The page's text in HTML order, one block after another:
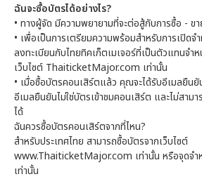
ฉันจะซื้อบัตรได้อย่างไร?
• ทางผู้จัด มีความพยายามที่จะต่อสู้กับการซื้อ -
• เพื่อเป็นการเตรียมความพร้อมสำหรับการเปิดจ
ลงทะเบียนกับไทยทิคเก็ตเมเจอร์ที่เป็นตัวแทนจำ
เว็บไซต์ ThaiticketMajor.com เท่านั้น
• เมื่อซื้อบัตรคอนเสิร์ตแล้ว คุณจะได้รับอีเมลยืน
อีเมลยืนยันไม่ใช่บัตรเข้าชมคอนเสิร์ต และไม่สามา
ได้
ฉันควรซื้อบัตรคอนเสิร์ตจากที่ไหน?
สำหรับประเทศไทย สามารถซื้อบัตรจากเว็บไซต์
www.ThaiticketMajor.com เท่านั้น หรือจุดจ
เท่านั้น